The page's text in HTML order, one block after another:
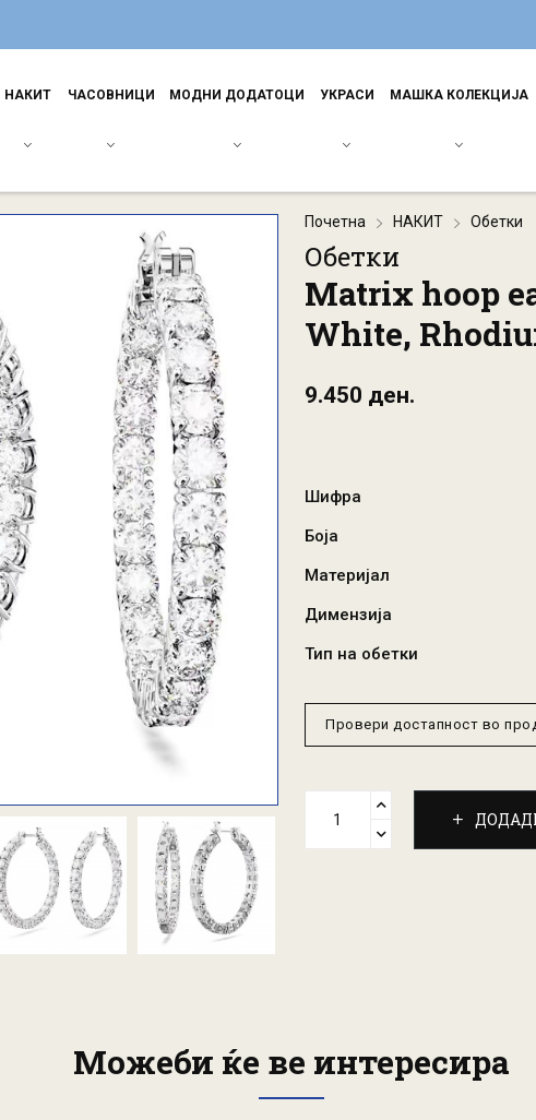
НАКИТ ЧАСОВНИЦИ МОДНИ ДОДАТОЦИ УКРАСИ МАШКА КОЛЕКЦИЈА
Почетна НАКИТ Обетки
Обетки
Matrix hoop
White,
9.450 ден.
Шифра
Боја
Материјал
Димензија
Тип на обетки
Провери достапност во
Можеби ќе ве интересира